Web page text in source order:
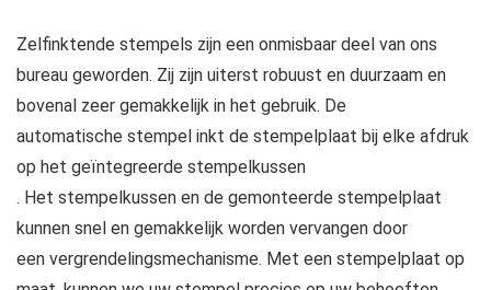
Zelfinktende stempels zijn een onmisbaar deel van ons
bureau geworden. Zij zijn uiterst robuust en duurzaam en
bovenal zeer gemakkelijk in het gebruik. De
automatische stempel inkt de stempelplaat bij elke afdruk
op het geïntegreerde stempelkussen
. Het stempelkussen en de gemonteerde stempelplaat
kunnen snel en gemakkelijk worden vervangen door
een vergrendelingsmechanisme. Met een stempelplaat op